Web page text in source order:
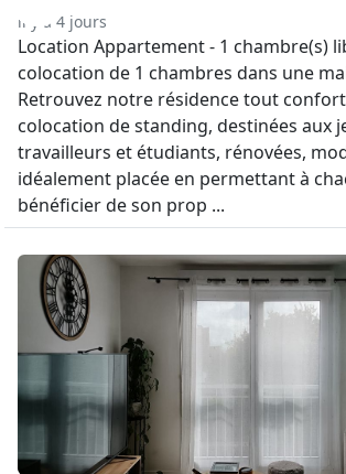
il y a 4 jours
Location Appartement - 1 chambre(s)
colocation de 1 chambres dans une
Retrouvez notre résidence tout
colocation de standing, destinées aux
travailleurs et étudiants, rénovées,
idéalement placée en permettant à
bénéficier de son prop ...